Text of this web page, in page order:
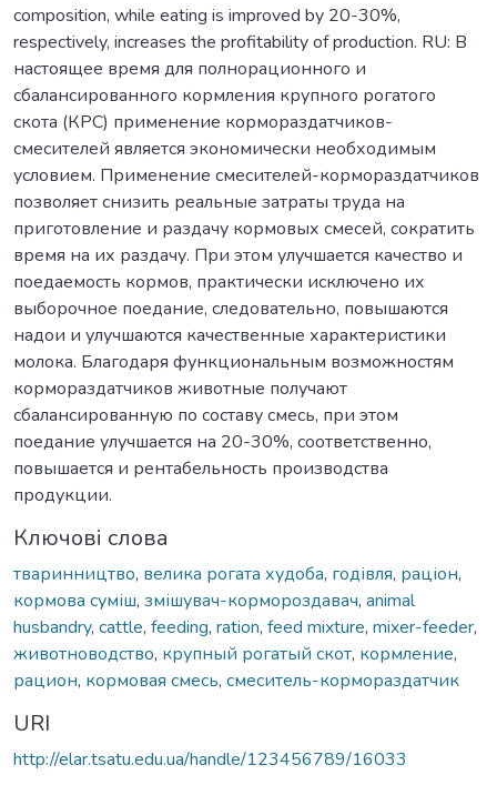
composition, while eating is improved by 20-30%,
respectively, increases the profitability of production. RU: В
настоящее время для полнорационного и
сбалансированного кормления крупного рогатого
скота (КРС) применение кормораздатчиков-
смесителей является экономически необходимым
условием. Применение смесителей-кормораздатчиков
позволяет снизить реальные затраты труда на
приготовление и раздачу кормовых смесей, сократить
время на их раздачу. При этом улучшается качество и
поедаемость кормов, практически исключено их
выборочное поедание, следовательно, повышаются
надои и улучшаются качественные характеристики
молока. Благодаря функциональным возможностям
кормораздатчиков животные получают
сбалансированную по составу смесь, при этом
поедание улучшается на 20-30%, соответственно,
повышается и рентабельность производства
продукции.
Ключові слова
тваринництво, велика рогата худоба, годівля, раціон,
кормова суміш, змішувач-кормороздавач, animal
husbandry, cattle, feeding, ration, feed mixture, mixer-feeder,
животноводство, крупный рогатый скот, кормление,
рацион, кормовая смесь, смеситель-кормораздатчик
URI
http://elar.tsatu.edu.ua/handle/123456789/16033